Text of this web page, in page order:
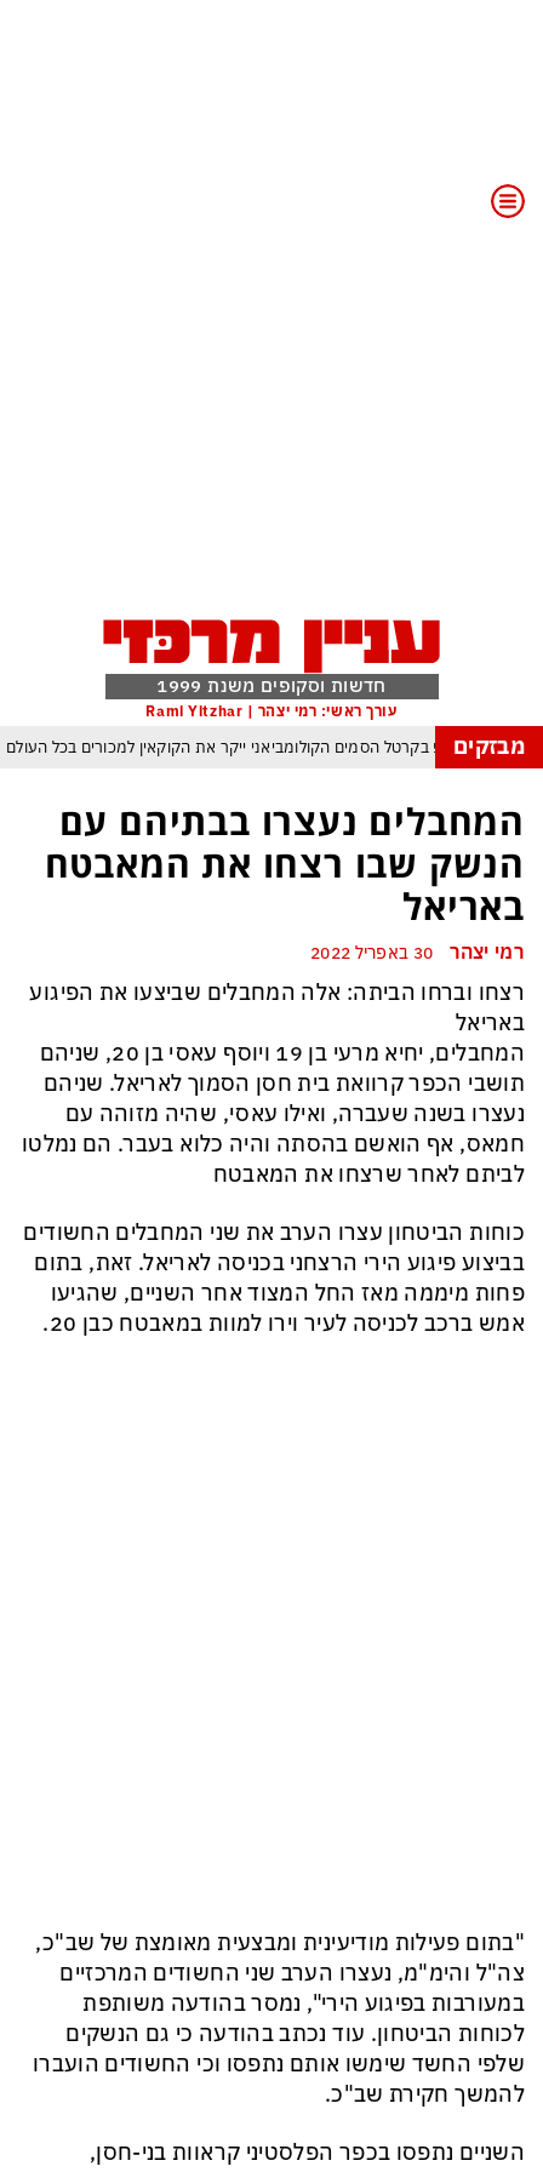
חדשות וסקופים משנת 1999
עורך ראשי: רמי יצהר | Rami Yitzhar
מבזקים
מלחמת טראמפ בקרטל הסמים הקולומביאני ייקר את הקוקאין למכורים בכל העולם
ארדואן, בן סלמן ופקיסטן נחתמה בקריאה לעולם המוסלמי כולו להתאחד נגד ישראל
נכנס לעידן המסוכן ביותר זה עשרות שנים – ובריטניה עלולה לשלם מחיר כבד
עומאן לגבי תפעול משותף של מצר הורמוז – אם טראמפ יאשר המלחמה תסתיים
מי היה מאמין שבאר שבע תנצח את הכוכב האדום?
ומיירטים להגנה – טראמפ נשאר רק עם ציוצי האיום המגוחכים שלא מזיזים לטהרן
המחבלים נעצרו בבתיהם עם
הנשק שבו רצחו את המאבטח
באריאל
רמי יצהר
רצחו וברחו הביתה: אלה המחבלים שביצעו את הפיגוע
באריאל
המחבלים, יחיא מרעי בן 19 ויוסף עאסי בן 20, שניהם
תושבי הכפר קרוואת בית חסן הסמוך לאריאל. שניהם
נעצרו בשנה שעברה, ואילו עאסי, שהיה מזוהה עם
חמאס, אף הואשם בהסתה והיה כלוא בעבר. הם נמלטו
לביתם לאחר שרצחו את המאבטח
כוחות הביטחון עצרו הערב את שני המחבלים החשודים
בביצוע פיגוע הירי הרצחני בכניסה לאריאל. זאת, בתום
פחות מיממה מאז החל המצוד אחר השניים, שהגיעו
אמש ברכב לכניסה לעיר וירו למוות במאבטח כבן 20.
"בתום פעילות מודיעינית ומבצעית מאומצת של שב"כ,
צה"ל והימ"מ, נעצרו הערב שני החשודים המרכזיים
במעורבות בפיגוע הירי", נמסר בהודעה משותפת
לכוחות הביטחון. עוד נכתב בהודעה כי גם הנשקים
שלפי החשד שימשו אותם נתפסו וכי החשודים הועברו
להמשך חקירת שב"כ.
השניים נתפסו בכפר הפלסטיני קראוות בני-חסן,